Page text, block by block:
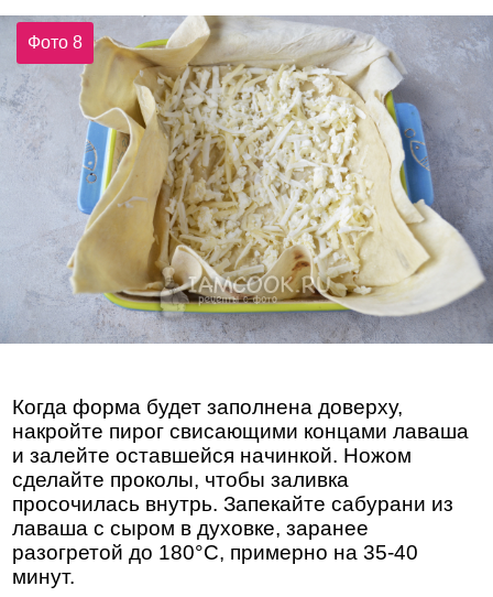
Фото 8
Когда форма будет заполнена доверху,
накройте пирог свисающими концами лаваша
и залейте оставшейся начинкой. Ножом
сделайте проколы, чтобы заливка
просочилась внутрь. Запекайте сабурани из
лаваша с сыром в духовке, заранее
разогретой до 180°С, примерно на 35-40
минут.